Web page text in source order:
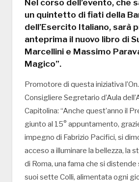
Nel corso dell’evento, che
un quintetto di fiati della
dell’Esercito Italiano, sarà
anteprima il nuovo libro di
Marcellini e Massimo
Magico”.
Promotore di questa iniziativa
Consigliere Segretario d’Aula
Capitolina: “Anche quest’anno il
giunto al 15° appuntamento,
impegno di Fabrizio Pacifici, si
acceso a illuminare la bellezza, la
di Roma, una fama che si
suoi sette Colli, alimentata ogni